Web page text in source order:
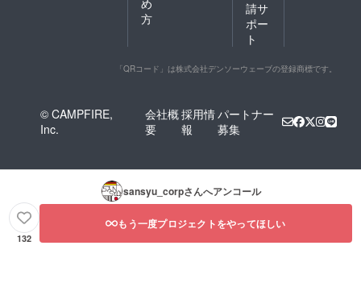
め
方
請サ
ポー
ト
「QRコード」は株式会社デンソーウェーブの登録商標です。
© CAMPFIRE,
Inc.
会社概
要
採用情
報
パートナー
募集
sansyu_corpさんへアンコール
132
もう一度プロジェクトをやってほしい